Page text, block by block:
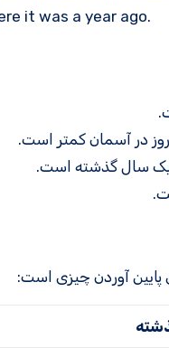
it was a year ago.
روز در آسمان کمتر است.
یک سال گذشته است.